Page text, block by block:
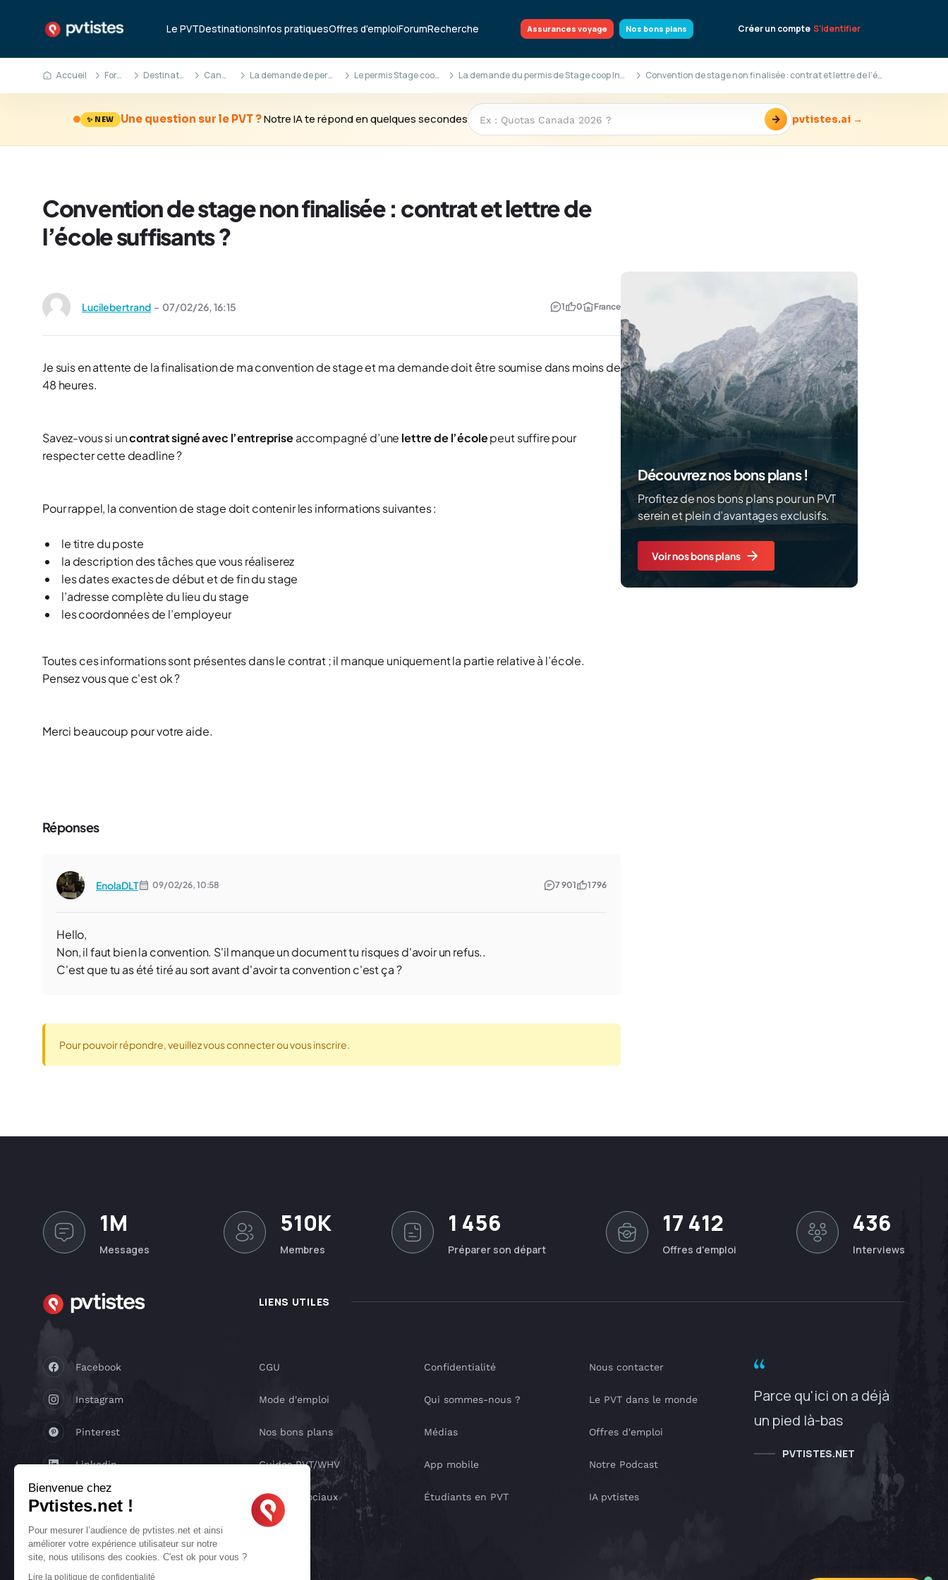
Le PVTDestinationsInfos pratiquesOffres d'emploiForumRecherche Assurances voyage Nos bons plans Créer un compte S'identifier
Accueil Forum Destinations Canada La demande de permis EIC Le permis Stage coop (EIC) La demande du permis de Stage coop International Convention de stage non finalisée : contrat et lettre de l’école suffisants ?
✨ NEW Une question sur le PVT ?Notre IA te répond en quelques secondes → pvtistes.ai →
Convention de stage non finalisée : contrat et lettre de
l’école suffisants ?
Lucilebertrand - 07/02/26, 16:15 1 0 France
Je suis en attente de la finalisation de ma convention de stage et ma demande doit être soumise dans moins de
48 heures.
Savez-vous si uncontrat signé avec l’entrepriseaccompagné d’une lettre de l’écolepeut suffire pour
respecter cette deadline ?
Pour rappel, la convention de stage doit contenir les informations suivantes :
le titre du poste
la description des tâches que vous réaliserez
les dates exactes de début et de fin du stage
l’adresse complète du lieu du stage
les coordonnées de l’employeur
Toutes ces informations sont présentes dans le contrat ; il manque uniquement la partie relative à l’école.
Pensez vous que c'est ok ?
Merci beaucoup pour votre aide.
Réponses
EnolaDLT 09/02/26, 10:58 7 901 1 796
Hello,
Non, il faut bien la convention. S'il manque un document tu risques d'avoir un refus..
C'est que tu as été tiré au sort avant d'avoir ta convention c'est ça ?
Pour pouvoir répondre, veuillez vous connecter ou vous inscrire.
Découvrez nos bons plans !
Profitez de nos bons plans pour un PVT
serein et plein d’avantages exclusifs.
Voir nos bons plans
1M
Messages
510K
Membres
1 456
Préparer son départ
17 412
Offres d'emploi
436
Interviews
LIENS UTILES
Facebook
Instagram
Pinterest
Linkedin
X
TikTok
CGU
Mode d'emploi
Nos bons plans
Guides PVT/WHV
Réseaux sociaux
Confidentialité
Qui sommes-nous ?
Médias
App mobile
Étudiants en PVT
Nous contacter
Le PVT dans le monde
Offres d'emploi
Notre Podcast
IA pvtistes
Parce qu'ici on a déjà
un pied là-bas
PVTISTES.NET
Bienvenue chez
Pvtistes.net !
Pour mesurer l’audience de pvtistes.net et ainsi
améliorer votre expérience utilisateur sur notre
site, nous utilisons des cookies. C'est ok pour vous ?
Lire la politique de confidentialité